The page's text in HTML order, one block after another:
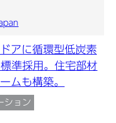
アに循環型低炭素
準採用。住宅部材
ムも構築。
ション